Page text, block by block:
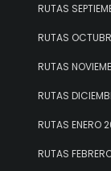
RUTAS
RUTAS
RUTAS
RUTAS
RUTAS ENERO
RUTAS